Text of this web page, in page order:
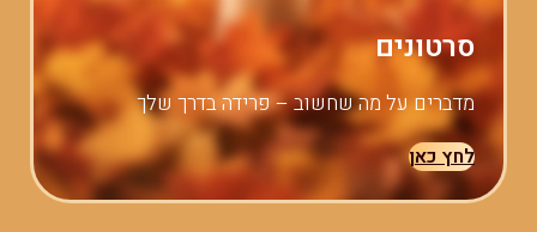
סרטונים
מדברים על מה שחשוב – פרידה בדרך שלך
לחץ כאן